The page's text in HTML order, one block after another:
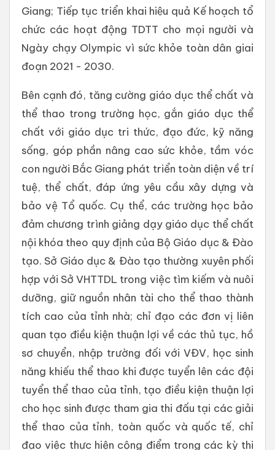
Giang; Tiếp tục triển khai hiệu quả Kế hoạch tổ
chức các hoạt động TDTT cho mọi người và
Ngày chạy Olympic vì sức khỏe toàn dân giai
đoạn 2021 - 2030.
Bên cạnh đó, tăng cường giáo dục thể chất và
thể thao trong trường học, gắn giáo dục thể
chất với giáo dục tri thức, đạo đức, kỹ năng
sống, góp phần nâng cao sức khỏe, tầm vóc
con người Bắc Giang phát triển toàn diện về trí
tuệ, thể chất, đáp ứng yêu cầu xây dựng và
bảo vệ Tổ quốc. Cụ thể, các trường học bảo
đảm chương trình giảng dạy giáo dục thể chất
nội khóa theo quy định của Bộ Giáo dục & Đào
tạo. Sở Giáo dục & Đào tạo thường xuyên phối
hợp với Sở VHTTDL trong việc tìm kiếm và nuôi
dưỡng, giữ nguồn nhân tài cho thể thao thành
tích cao của tỉnh nhà; chỉ đạo các đơn vị liên
quan tạo điều kiện thuận lợi về các thủ tục, hồ
sơ chuyển, nhập trường đối với VĐV, học sinh
năng khiếu thể thao khi được tuyển lên các đội
tuyển thể thao của tỉnh, tạo điều kiện thuận lợi
cho học sinh được tham gia thi đấu tại các giải
thể thao của tỉnh, toàn quốc và quốc tế, chỉ
đạo việc thực hiện cộng điểm trong các kỳ thi